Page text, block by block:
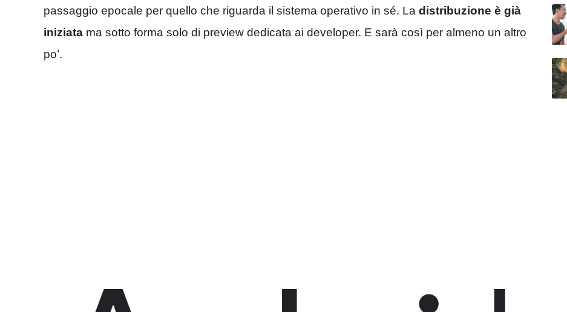
passaggio epocale per quello che riguarda il sistema operativo in sé. La distribuzione è già
iniziata ma sotto forma solo di preview dedicata ai developer. E sarà così per almeno un altro
po’.